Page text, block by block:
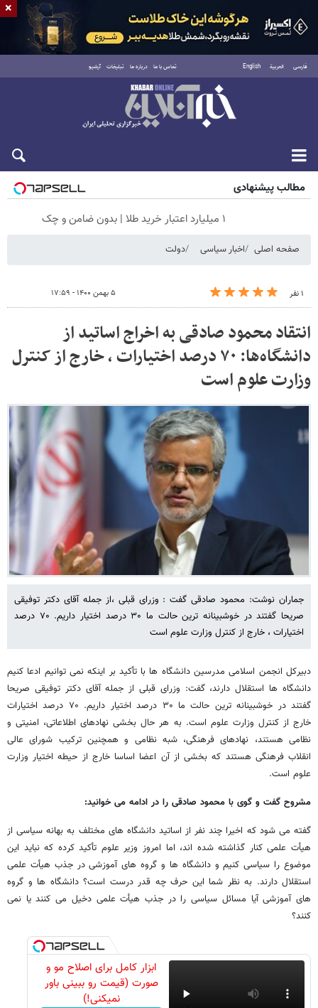
فارسی العربية English تماس با ما درباره ما تبلیغات آرشیو
پنجشنبه ۱۵ مرداد ۱۴۰۵
مطالب پیشنهادی
۱ میلیارد اعتبار خرید طلا | بدون ضامن و چک
صفحه اصلی اخبار سیاسی دولت
۱ نفر ۵ بهمن ۱۴۰۰ - ۱۷:۵۹
انتقاد محمود صادقی به اخراج اساتید از
دانشگاه‌ها: ۷۰ درصد اختیارات ، خارج از کنترل
وزارت علوم است
جماران نوشت: محمود صادقی گفت : وزرای قبلی ،از جمله آقای دکتر توفیقی
صریحا گفتند در خوشبینانه ترین حالت ما ۳۰ درصد اختیار داریم. ۷۰ درصد
اختیارات ، خارج از کنترل وزارت علوم است
دبیرکل انجمن اسلامی مدرسین دانشگاه ها با تأکید بر اینکه نمی توانیم ادعا کنیم
دانشگاه ها استقلال دارند، گفت: وزرای قبلی از جمله آقای دکتر توفیقی صریحا
گفتند در خوشبینانه ترین حالت ما ۳۰ درصد اختیار داریم. ۷۰ درصد اختیارات
خارج از کنترل وزارت علوم است. به هر حال بخشی نهادهای اطلاعاتی، امنیتی و
نظامی هستند، نهادهای فرهنگی، شبه نظامی و همچنین ترکیب شورای عالی
انقلاب فرهنگی هستند که بخشی از آن اعضا اساسا خارج از حیطه اختیار وزارت
علوم است.
مشروح گفت و گوی با محمود صادقی را در ادامه می خوانید:
گفته می شود که اخیرا چند نفر از اساتید دانشگاه های مختلف به بهانه سیاسی از
هیأت علمی کنار گذاشته شده اند، اما امروز وزیر علوم تأکید کرده که نباید این
موضوع را سیاسی کنیم و دانشگاه ها و گروه های آموزشی در جذب هیأت علمی
استقلال دارند. به نظر شما این حرف چه قدر درست است؟ دانشگاه ها و گروه
های آموزشی آیا مسائل سیاسی را در جذب هیأت علمی دخیل می کنند یا نمی
کنند؟
ابزار کامل برای اصلاح مو و
صورت (قیمت رو ببینی باور
نمیکنی!)
×